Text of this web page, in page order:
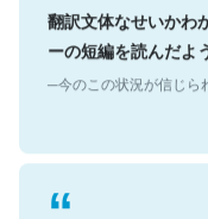
翻訳文体なせいかわ
ーの短編を読んだよ
─今のこの状況が信じら